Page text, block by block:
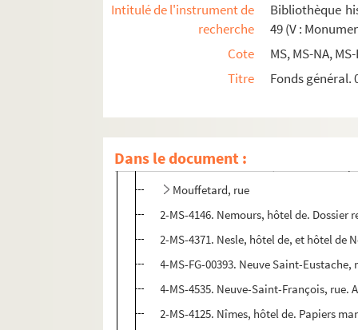
Intitulé de l'instrument de
recherche
Bibliothèque
49 (V :
Cote
MS, MS-NA,
Titre
Fonds général.
Dans le document :
Faubourg-Saint-Honoré - Louvois
Mayenne - Reine-Marguerite
4-MS-4173. Mayenne, hôtel de.
Mazarine, rue. Dossier relatif aux
Ménars, hôtel
2-MS-4130. Merluzier, hôtel de.
2-MS-4147. Montbazon, hôtel de. Acte
Mouffetard, rue
2-MS-4146. Nemours, hôtel de.
2-MS-4371. Nesle, hôtel de, et hôtel de
4-MS-FG-00393. Neuve Saint-
4-MS-4535. Neuve-Saint-François,
2-MS-4125. Nîmes, hôtel de. Papiers